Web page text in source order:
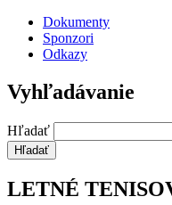
Dokumenty
Sponzori
Odkazy
Vyhľadávanie
Hľadať
LETNÉ